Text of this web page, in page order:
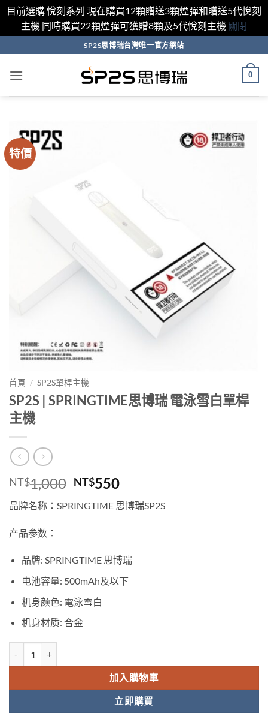
目前選購 悅刻系列 現在購買12顆贈送3顆煙彈和贈送5代悅刻
主機 同時購買22顆煙彈可獲贈8顆及5代悅刻主機 關閉
轉
SP2S思博瑞台灣唯一官方網站
0
特價
首頁 / SP2S單桿主機
SP2S | SPRINGTIME思博瑞 電泳雪白單桿
主機
NT$1,000 原
價
NT$550目
前
價
品牌名称：SPRINGTIME 思博瑞SP2S
产品参数：
品牌: SPRINGTIME 思博瑞
电池容量: 500mAh及以下
机身颜色: 電泳雪白
机身材质: 合金
加入購物車
立即購買